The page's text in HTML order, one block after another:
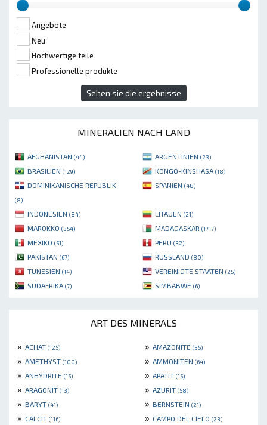
Angebote
Neu
Hochwertige teile
Professionelle produkte
Sehen sie die ergebnisse
MINERALIEN NACH LAND
AFGHANISTAN (44) ARGENTINIEN (23)
BRASILIEN (129) KONGO-KINSHASA (18)
DOMINIKANISCHE REPUBLIK
(8)
SPANIEN (48)
INDONESIEN (84) LITAUEN (21)
MAROKKO (354) MADAGASKAR (1717)
MEXIKO (51) PERU (32)
PAKISTAN (67) RUSSLAND (80)
TUNESIEN (14) VEREINIGTE STAATEN (25)
SÜDAFRIKA (7) SIMBABWE (6)
ART DES MINERALS
» ACHAT (125) » AMAZONITE (35)
» AMETHYST (100) » AMMONITEN (64)
» ANHYDRITE (15) » APATIT (15)
» ARAGONIT (13) » AZURIT (58)
» BARYT (41) » BERNSTEIN (21)
» CALCIT (116) » CAMPO DEL CIELO (23)